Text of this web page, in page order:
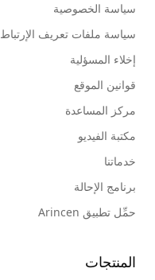
سياسة الخصوصية
سياسة ملفات تعريف الإرتباط
إخلاء المسؤلية
قوانين الموقع
مركز المساعدة
مكتبة الفيديو
خدماتنا
برنامج الإحالة
حمِّل تطبيق Arincen
المنتجات